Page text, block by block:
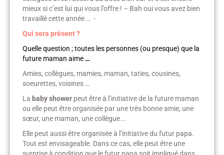
mieux si c’est lui qui vous l’offre ! – Bah oui vous avez bien
travaillé cette année … -
Qui sera présent ?
Que lle question ; toutes les personnes (ou presque) que la
future maman aime …
Amies, collègues, mamies, maman, taties, cousines,
soeurettes, voisines …
La baby shower peut être à l’initiative de la future maman
ou elle peut être organisée par une très bonne amie, une
sœur, une maman, une collègue...
Elle peut aussi être organisée à l’initiative du futur papa.
Tout est envisageable. Dans ce cas, elle peut être une